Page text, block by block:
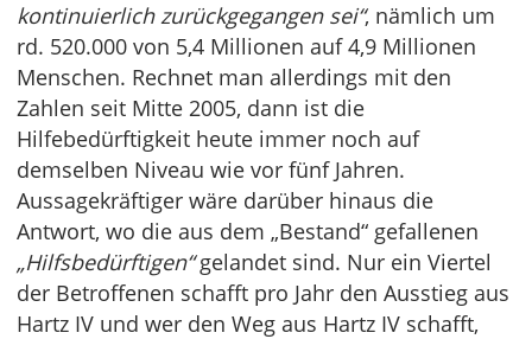
kontinuierlich zurückgegangen sei“, nämlich um
rd. 520.000 von 5,4 Millionen auf 4,9 Millionen
Menschen. Rechnet man allerdings mit den
Zahlen seit Mitte 2005, dann ist die
Hilfebedürftigkeit heute immer noch auf
demselben Niveau wie vor fünf Jahren.
Aussagekräftiger wäre darüber hinaus die
Antwort, wo die aus dem „Bestand“ gefallenen
„Hilfsbedürftigen“gelandet sind. Nur ein Viertel
der Betroffenen schafft pro Jahr den Ausstieg aus
Hartz IV und wer den Weg aus Hartz IV schafft,